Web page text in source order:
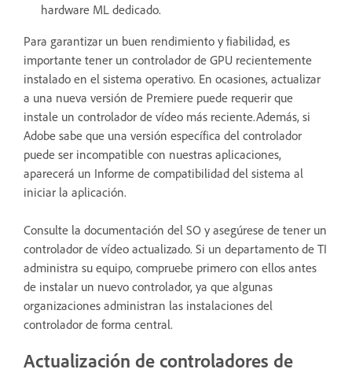
hardware ML dedicado.
Para garantizar un buen rendimiento y fiabilidad, es
importante tener un controlador de GPU recientemente
instalado en el sistema operativo. En ocasiones, actualizar
a una nueva versión de Premiere puede requerir que
instale un controlador de vídeo más reciente.Además, si
Adobe sabe que una versión específica del controlador
puede ser incompatible con nuestras aplicaciones,
aparecerá un Informe de compatibilidad del sistema al
iniciar la aplicación.
Consulte la documentación del SO y asegúrese de tener un
controlador de vídeo actualizado. Si un departamento de TI
administra su equipo, compruebe primero con ellos antes
de instalar un nuevo controlador, ya que algunas
organizaciones administran las instalaciones del
controlador de forma central.
Actualización de controladores de